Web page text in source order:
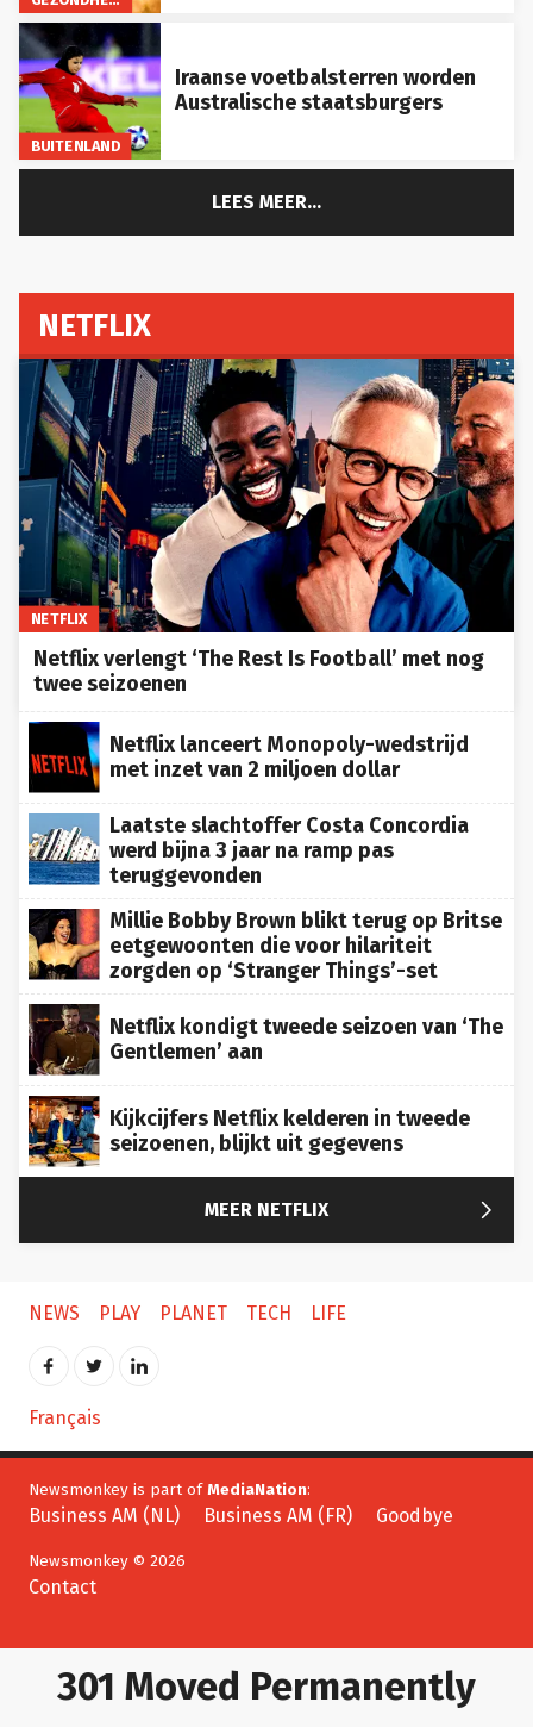
BUITENLAND
Iraanse voetbalsterren worden
Australische staatsburgers
LEES MEER...
NETFLIX
NETFLIX
Netflix verlengt ‘The Rest Is Football’ met nog
twee seizoenen
Netflix lanceert Monopoly-wedstrijd
met inzet van 2 miljoen dollar
Laatste slachtoffer Costa Concordia
werd bijna 3 jaar na ramp pas
teruggevonden
Millie Bobby Brown blikt terug op Britse
eetgewoonten die voor hilariteit
zorgden op ‘Stranger Things’-set
Netflix kondigt tweede seizoen van ‘The
Gentlemen’ aan
Kijkcijfers Netflix kelderen in tweede
seizoenen, blijkt uit gegevens
MEER NETFLIX 
NEWS PLAY PLANET TECH LIFE
Français
Newsmonkey is part of MediaNation
Business AM (NL) Business AM (FR) Goodbye
Newsmonkey © 2026
Contact
301 Moved Permanently